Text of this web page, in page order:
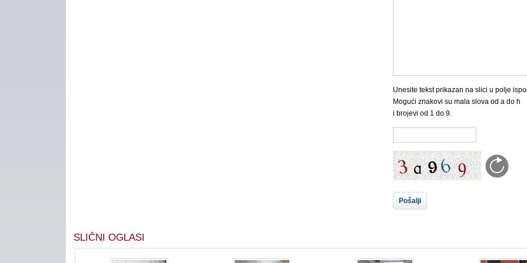
Unesite tekst prikazan na slici u polje
Mogući znakovi su mala slova od a do h
i brojevi od 1 do 9.
SLIČNI OGLASI